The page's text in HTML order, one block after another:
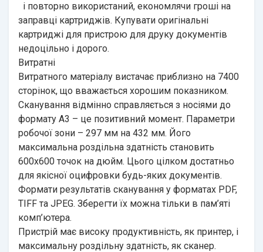
і повторно використаний, економлячи гроші на
заправці картриджів. Купувати оригінальні
картриджі для пристрою для друку документів
недоцільно і дорого.
Витратні
Витратного матеріалу вистачає приблизно на 7400
сторінок, що вважається хорошим показником.
Сканування відмінно справляється з носіями до
формату А3 – це позитивний момент. Параметри
робочої зони – 297 мм на 432 мм. Його
максимальна роздільна здатність становить
600х600 точок на дюйм. Цього цілком достатньо
для якісної оцифровки будь-яких документів.
Формати результатів сканування у форматах PDF,
TIFF та JPEG. Зберегти їх можна тільки в пам’яті
комп’ютера.
Пристрій має високу продуктивність, як принтер, і
максимальну роздільну здатність, як сканер.